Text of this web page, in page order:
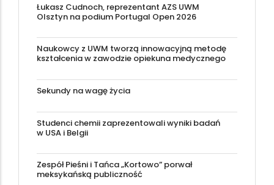
Łukasz Cudnoch, reprezentant AZS UWM
Olsztyn na podium Portugal Open 2026
Naukowcy z UWM tworzą innowacyjną metodę
kształcenia w zawodzie opiekuna medycznego
Sekundy na wagę życia
Studenci chemii zaprezentowali wyniki badań
w USA i Belgii
Zespół Pieśni i Tańca „Kortowo” porwał
meksykańską publiczność